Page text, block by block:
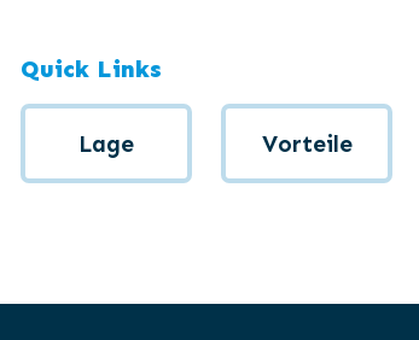
Quick Links
Lage Vorteile